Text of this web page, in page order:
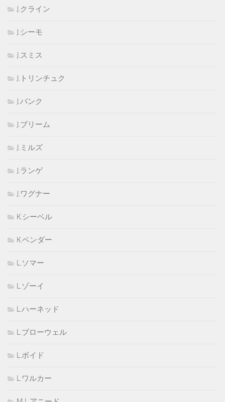
J.クライン
J.シーモ
J.スミス
J.トリンチュク
J.バンク
J.ブリーム
J.ミルズ
J.ランゲ
J.ワグナー
K.シーベル
K.ベンダー
L.ソマー
L.ゾーイ
L.ハーネッド
L.ブローウェル
L.ボイド
L.ワルカー